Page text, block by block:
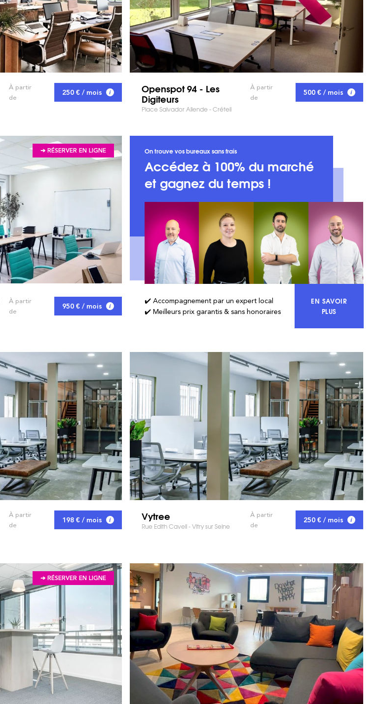
À partir
de
250 € / mois Openspot 94 - Les
Digiteurs
Place Salvador Allende - Créteil
À partir
de
500 € / mois
➔ RÉSERVER EN LIGNE
À partir
de
950 € / mois
On trouve vos bureaux sans frais
Accédez à 100% du marché
et gagnez du temps !
✔️ Accompagnement par un expert local
✔️ Meilleurs prix garantis & sans honoraires
EN SAVOIR
PLUSACCÉDEZ À
À partir
de
198 € / mois Vytree
Rue Edith Cavell - Vitry sur Seine
À partir
de
250 € / mois
➔ RÉSERVER EN LIGNE